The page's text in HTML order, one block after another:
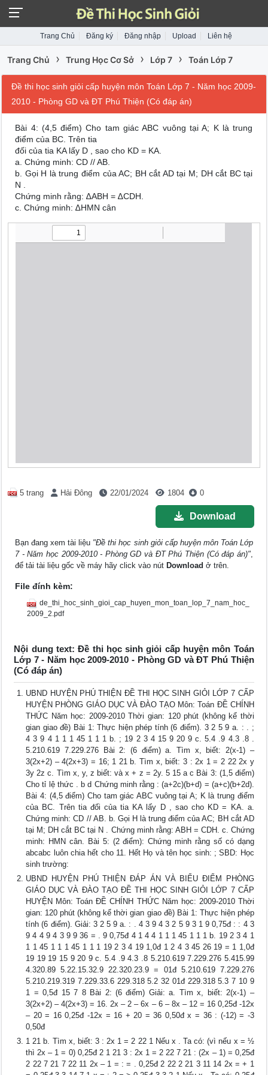
Trang Chủ Đăng ký Đăng nhập Upload Liên hệ
Trang Chủ › Trung Học Cơ Sở › Lớp 7 › Toán Lớp 7
Đề thi học sinh giỏi cấp huyện môn Toán Lớp 7 - Năm học 2009-
2010 - Phòng GD và ĐT Phú Thiện (Có đáp án)
Bài 4: (4,5 điểm) Cho tam giác ABC vuông tại A; K là trung
điểm của BC. Trên tia
đối của tia KA lấy D , sao cho KD = KA.
a. Chứng minh: CD // AB.
b. Gọi H là trung điểm của AC; BH cắt AD tại M; DH cắt BC tại
N .
Chứng minh rằng: ∆ABH = ∆CDH.
c. Chứng minh: ∆HMN cân
5 trang Hải Đông 22/01/2024 1804 0
Download
Bạn đang xem tài liệu "Đề thi học sinh giỏi cấp huyện môn Toán Lớp
7 - Năm học 2009-2010 - Phòng GD và ĐT Phú Thiện (Có đáp án)",
để tải tài liệu gốc về máy hãy click vào nút Download ở trên.
File đính kèm:
de_thi_hoc_sinh_gioi_cap_huyen_mon_toan_lop_7_nam_hoc_
2009_2.pdf
Nội dung text: Đề thi học sinh giỏi cấp huyện môn Toán
Lớp 7 - Năm học 2009-2010 - Phòng GD và ĐT Phú Thiện
(Có đáp án)
UBND HUYỆN PHÚ THIỆN ĐỀ THI HỌC SINH GIỎI LỚP 7 CẤP
HUYỆN PHÒNG GIÁO DỤC VÀ ĐÀO TẠO Môn: Toán ĐỀ CHÍNH
THỨC Năm học: 2009-2010 Thời gian: 120 phút (không kể thời
gian giao đề) Bài 1: Thực hiện phép tính (6 điểm). 3 2 5 9 a. : . ;
4 3 9 4 1 1 1 45 1 1 1 b. ; 19 2 3 4 15 9 20 9 c. 5.4 .9 4.3 .8 .
5.210.619 7.229.276 Bài 2: (6 điểm) a. Tìm x, biết: 2(x-1) –
3(2x+2) – 4(2x+3) = 16; 1 21 b. Tìm x, biết: 3 : 2x 1 = 2 22 2x y
3y 2z c. Tìm x, y, z biết: và x + z = 2y. 5 15 a c Bài 3: (1,5 điểm)
Cho tỉ lệ thức . b d Chứng minh rằng : (a+2c)(b+d) = (a+c)(b+2d).
Bài 4: (4,5 điểm) Cho tam giác ABC vuông tại A; K là trung điểm
của BC. Trên tia đối của tia KA lấy D , sao cho KD = KA. a.
Chứng minh: CD // AB. b. Gọi H là trung điểm của AC; BH cắt AD
tại M; DH cắt BC tại N . Chứng minh rằng: ABH = CDH. c. Chứng
minh: HMN cân. Bài 5: (2 điểm): Chứng minh rằng số có dạng
abcabc luôn chia hết cho 11. Hết Họ và tên học sinh: ; SBD: Học
sinh trường:
UBND HUYỆN PHÚ THIỆN ĐÁP ÁN VÀ BIỂU ĐIỂM PHÒNG
GIÁO DỤC VÀ ĐÀO TẠO ĐỀ THI HỌC SINH GIỎI LỚP 7 CẤP
HUYỆN Môn: Toán ĐỀ CHÍNH THỨC Năm học: 2009-2010 Thời
gian: 120 phút (không kể thời gian giao đề) Bài 1: Thực hiện phép
tính (6 điểm). Giải: 3 2 5 9 a. : . 4 3 9 4 3 2 5 9 3 1 9 0,75đ : : 4 3
9 4 4 9 4 3 9 9 36 = . 9 0,75đ 4 1 4 4 1 1 1 45 1 1 1 b. 19 2 3 4 1
1 1 45 1 1 1 45 1 1 1 19 2 3 4 19 1,0đ 1 2 4 3 45 26 19 = 1 1,0đ
19 19 19 15 9 20 9 c. 5.4 .9 4.3 .8 5.210.619 7.229.276 5.415.99
4.320.89 5.22.15.32.9 22.320.23.9 = 01đ 5.210.619 7.229.276
5.210.219.319 7.229.33.6 229.318 5.2 32 01đ 229.318 5.3 7 10 9
1 = 0,5đ 15 7 8 Bài 2: (6 điểm) Giải: a. Tìm x, biết: 2(x-1) –
3(2x+2) – 4(2x+3) = 16. 2x – 2 – 6x – 6 – 8x – 12 = 16 0,25đ -12x
– 20 = 16 0,25đ -12x = 16 + 20 = 36 0,50đ x = 36 : (-12) = -3
0,50đ
1 21 b. Tìm x, biết: 3 : 2x 1 = 2 22 1 Nếu x . Ta có: (vì nếu x = ½
thì 2x – 1 = 0) 0,25đ 2 1 21 3 : 2x 1 = 2 22 7 21 : (2x – 1) = 0,25đ
2 22 7 21 7 22 11 2x – 1 = : = . 0,25đ 2 22 2 21 3 11 14 2x = + 1